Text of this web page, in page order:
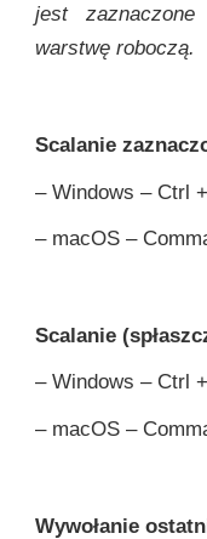
jest zaznaczone
warstwę roboczą.
Scalanie
– Windows – Ctrl
– macOS –
Scalanie
– Windows – Ctrl
– macOS –
Wywołanie